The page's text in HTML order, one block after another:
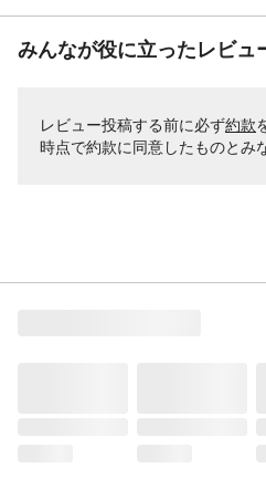
みんなが役に立ったレビュ
レビュー投稿する前に必ず約款
時点で約款に同意したものとみ